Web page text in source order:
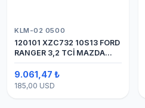
KLM-02 0500
120101 XZC732 10S13 FORD
RANGER 3,2 TCİ MAZDA
Y.M.
9.061,47 ₺
185,00 USD